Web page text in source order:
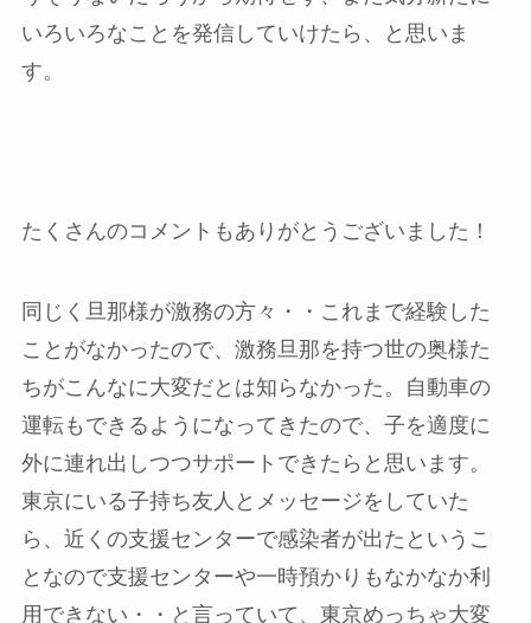
いろいろなことを発信していけたら、と思いま
す。
たくさんのコメントもありがとうございました！
同じく旦那様が激務の方々・・これまで経験した
ことがなかったので、激務旦那を持つ世の奥様た
ちがこんなに大変だとは知らなかった。自動車の
運転もできるようになってきたので、子を適度に
外に連れ出しつつサポートできたらと思います。
東京にいる子持ち友人とメッセージをしていた
ら、近くの支援センターで感染者が出たというこ
となので支援センターや一時預かりもなかなか利
用できない・・と言っていて、東京めっちゃ大変